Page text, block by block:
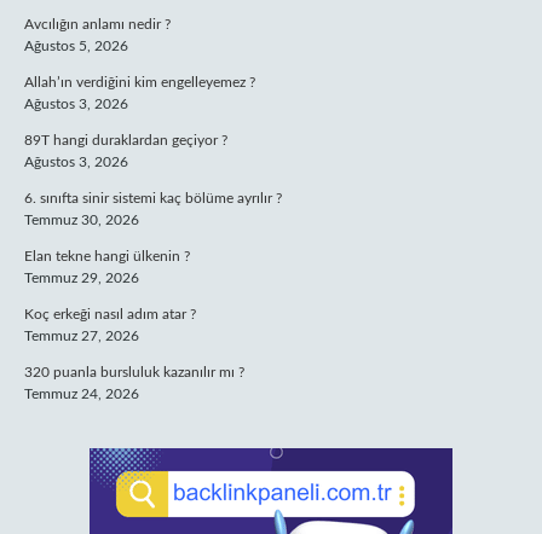
Avcılığın anlamı nedir ?
Ağustos 5, 2026
Allah’ın verdiğini kim engelleyemez ?
Ağustos 3, 2026
89T hangi duraklardan geçiyor ?
Ağustos 3, 2026
6. sınıfta sinir sistemi kaç bölüme ayrılır ?
Temmuz 30, 2026
Elan tekne hangi ülkenin ?
Temmuz 29, 2026
Koç erkeği nasıl adım atar ?
Temmuz 27, 2026
320 puanla bursluluk kazanılır mı ?
Temmuz 24, 2026